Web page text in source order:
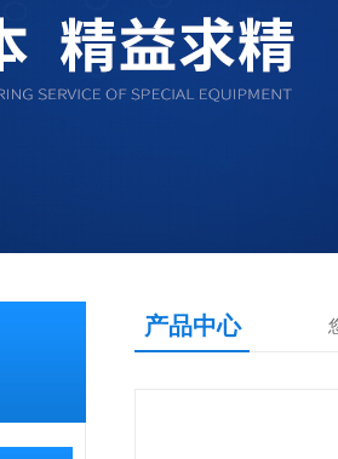
产品中心